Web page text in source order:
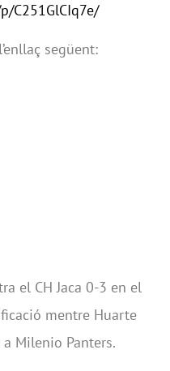
C251GlCIq7e/
següent:
el CH Jaca 0-3 en el
mentre Huarte
Milenio Panters.